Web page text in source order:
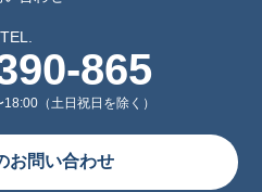
TEL.
865
（土日祝日を除く）
お問い合わせ